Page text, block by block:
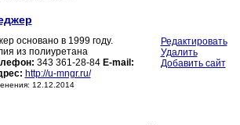
основано в 1999 году.
из полиуретана
343 361-28-84 E-mail:
http://u-mngr.ru/
12.12.2014
Редактировать
Удалить
Добавить сайт